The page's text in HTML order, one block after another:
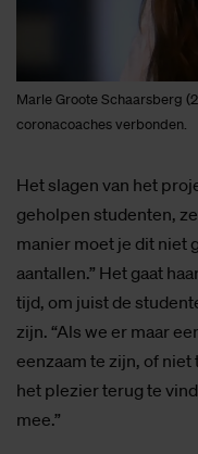
Marle Groote Schaarsberg
coronacoaches verbonden.
Het slagen van het
geholpen studenten,
manier moet je dit niet
aantallen.” Het gaat
tijd, om juist de
zijn. “Als we er maar
eenzaam te zijn, of
het plezier terug te
mee.”